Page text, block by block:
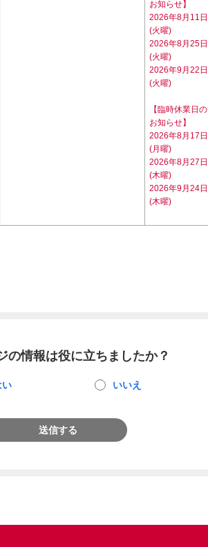
お知らせ】
2026年8月11日
(火曜)
2026年8月25日
(火曜)
2026年9月22日
(火曜)
【臨時休業日の
お知らせ】
2026年8月17日
(月曜)
2026年8月27日
(木曜)
2026年9月24日
(木曜)
の情報は役に立ちましたか？
い いいえ
送信する